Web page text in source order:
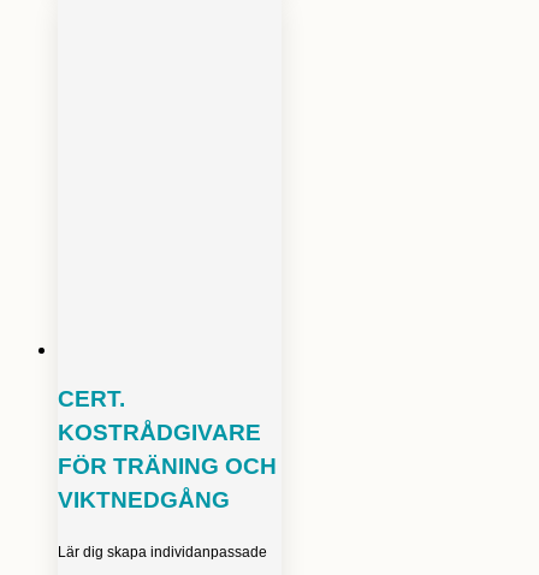
CERT.
KOSTRÅDGIVARE
FÖR TRÄNING OCH
VIKTNEDGÅNG
Lär dig skapa individanpassade